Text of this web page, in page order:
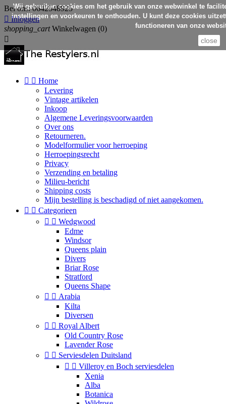
Bel ons:0642548925
 Inloggen
shopping_cart Winkelwagen (0)

  Home
Levering
Vintage artikelen
Inkoop
Algemene Leveringsvoorwaarden
Over ons
Retourneren.
Modelformulier voor herroeping
Herroepingsrecht
Privacy
Verzending en betaling
Milieu-bericht
Shipping costs
Mijn bestelling is beschadigd of niet aangekomen.
  Categorieen
  Wedgwood
Edme
Windsor
Queens plain
Divers
Briar Rose
Stratford
Queens Shape
  Arabia
Kilta
Diversen
  Royal Albert
Old Country Rose
Lavender Rose
  Serviesdelen Duitsland
  Villeroy en Boch serviesdelen
Xenia
Alba
Botanica
Wij gebruiken cookies om het gebruik van onze webwinkel te
instellingen en voorkeuren te onthouden. U kunt deze cookies
functioneren van onze
close